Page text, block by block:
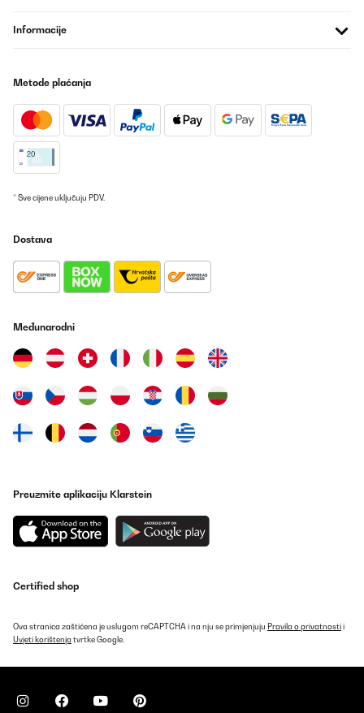
Informacije
Metode plaćanja
* Sve cijene uključuju PDV.
Dostava
Međunarodni
Preuzmite aplikaciju Klarstein
Certified shop
Ova stranica zaštićena je uslugom reCAPTCHA i na nju se primjenjuju Pravila o privatnostii
Uvjeti korištenja tvrtke Google.